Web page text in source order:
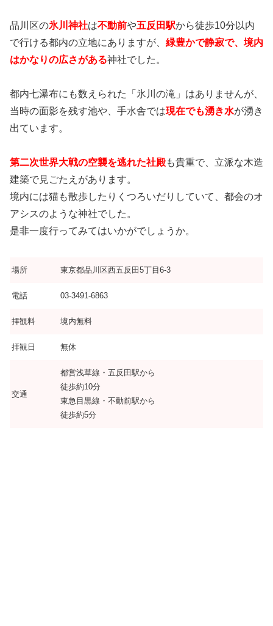
品川区の氷川神社は不動前や五反田駅から徒歩10分以内
で行ける都内の立地にありますが、 緑豊かで静寂で、境内
はかなりの広さがある神社でした。
都内七瀑布にも数えられた「氷川の滝」はありませんが、
当時の面影を残す池や、手水舎では現在でも湧き水が湧き
出ています。
第二次世界大戦の空襲を逃れた社殿も貴重で、立派な木造
建築で見ごたえがあります。
境内には猫も散歩したりくつろいだりしていて、都会のオ
アシスのような神社でした。
是非一度行ってみてはいかがでしょうか。
場所 東京都品川区西五反田5丁目6-3
電話 03-3491-6863
拝観料 境内無料
拝観日 無休
交通
都営浅草線・五反田駅から
徒歩約10分
東急目黒線・不動前駅から
徒歩約5分